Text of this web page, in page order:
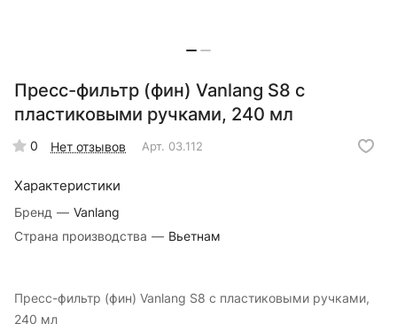
Пресс-фильтр (фин) Vanlang S8 с
пластиковыми ручками, 240 мл
0 Нет отзывов Арт. 03.112
Характеристики
Бренд — Vanlang
Страна производства — Вьетнам
Пресс-фильтр (фин) Vanlang S8 с пластиковыми ручками,
240 мл